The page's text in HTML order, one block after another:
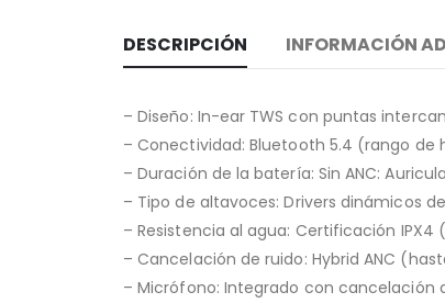
DESCRIPCIÓN INFORMACIÓN
– Diseño: In-ear TWS con puntas
– Conectividad: Bluetooth 5.4 (rango de
– Duración de la batería: Sin ANC:
– Tipo de altavoces: Drivers dinámicos
– Resistencia al agua: Certificación
– Cancelación de ruido: Hybrid ANC
– Micrófono: Integrado con